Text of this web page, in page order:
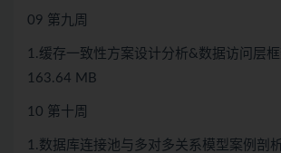
09 第九周
1.缓存一致性方案设计分析&数据访问层
163.64 MB
10 第十周
1.数据库连接池与多对多关系模型案例剖